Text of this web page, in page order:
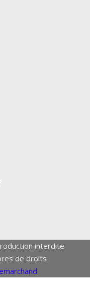
interdite
de droits